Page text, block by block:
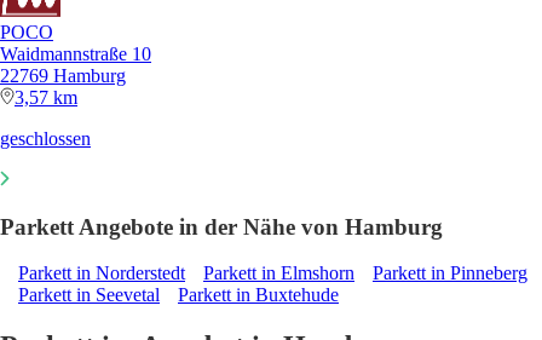
POCO
Waidmannstraße 10
22769 Hamburg
3,57 km
geschlossen
Parkett Angebote in der Nähe von Hamburg
Parkett in Norderstedt Parkett in Elmshorn
Parkett in Pinneberg
Parkett in Seevetal
Parkett in Buxtehude